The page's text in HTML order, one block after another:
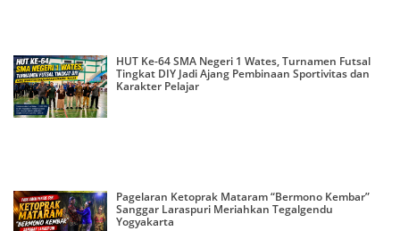
HUT Ke-64 SMA Negeri 1 Wates, Turnamen Futsal
Tingkat DIY Jadi Ajang Pembinaan Sportivitas dan
Karakter Pelajar
Pagelaran Ketoprak Mataram “Bermono Kembar”
Sanggar Laraspuri Meriahkan Tegalgendu
Yogyakarta